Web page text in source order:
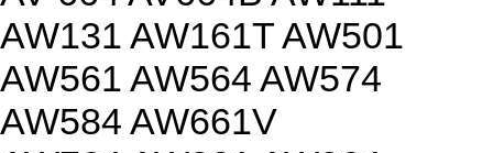
AW131 AW161T AW501
AW561 AW564 AW574
AW584 AW661V